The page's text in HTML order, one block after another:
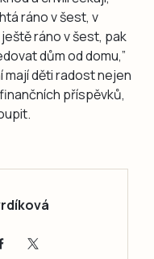
ráno v šest, v
ráno v šest, pak
dům od domu,”
mají děti radost nejen
příspěvků,